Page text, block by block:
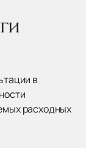
в
расходных